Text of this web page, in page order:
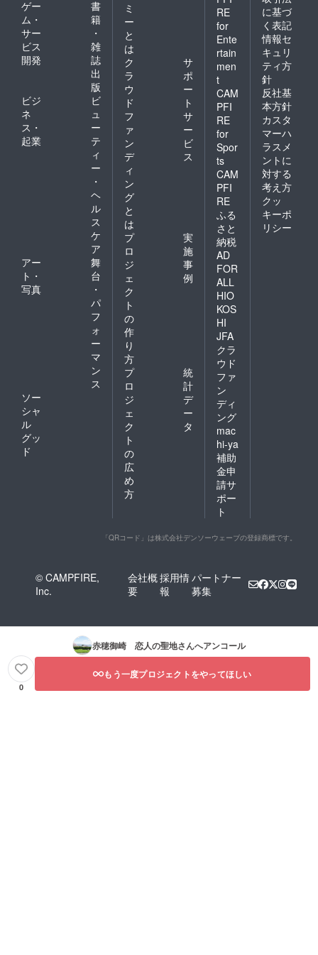
ゲー
ム・
サー
ビス
開発
書
籍
・
雑
誌
出
版
ビジ
ネ
ス・
起業
ビ
ュ
ー
テ
ィ
ー
・
ヘ
ル
ス
ケ
ア
アー
ト・
写真
舞
台
・
パ
フ
ォ
ー
マ
ン
ス
ソー
シャ
ル
グッ
ド
ミ
ー
と
は
ク
ラ
ウ
ド
フ
ァ
ン
デ
ィ
ン
グ
と
は
サ
ポ
ー
ト
サ
ー
ビ
ス
プ
ロ
ジ
ェ
ク
ト
の
作
り
方
実
施
事
例
プ
ロ
ジ
ェ
ク
ト
の
広
め
方
統
計
デ
ー
タ
RE
for
Ente
rtain
men
t
CAM
PFI
RE
for
Spor
ts
CAM
PFI
RE
ふる
さと
納税
AD
FOR
ALL
HIO
KOS
HI
JFA
クラ
ウド
ファ
ン
ディ
ング
mac
hi-ya
補助
金申
請サ
ポー
ト
に基づ
く表記
情報セ
キュリ
ティ方
針
反社基
本方針
カスタ
マーハ
ラスメ
ントに
対する
考え方
クッ
キーポ
リシー
「QRコード」は株式会社デンソーウェーブの登録商標です。
© CAMPFIRE,
Inc.
会社概
要
採用情
報
パートナー
募集
赤穂御崎 恋人の聖地さんへアンコール
0
もう一度プロジェクトをやってほしい